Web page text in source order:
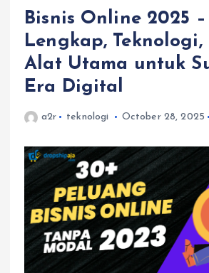
Bisnis Online 2025
Lengkap, Teknologi,
Alat Utama untuk
Era Digital
a2r teknologi October 28, 2025